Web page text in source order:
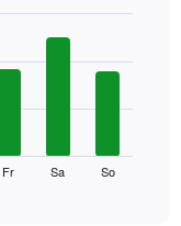
Fr Sa So